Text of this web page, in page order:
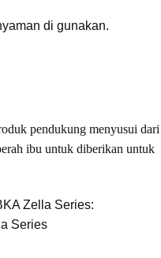
di gunakan.
pendukung menyusui dari
ibu untuk diberikan untuk
Zella Series:
Series